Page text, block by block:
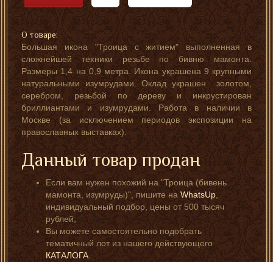
О товаре:
Большая икона "Троица с житием" выполненная в
сложнейшей техники резьбе по бивню мамонта.
Размеры 1,4 на 0,9 метра. Икона украшена 9 крупными
натуральными изумрудами. Оклад украшен золотом,
серебром, резьбой по дереву и инкрустирован
бриллиантами и изумрудами. Работа в наличии в
Москве (за исключением периодов экспозиции на
православных выставках).
Данный товар продан
Если вам нужен похожий на "Троица (бивень
мамонта, изумруды)", пишите наWhatsUp,
индивидуальный подбор, цены от 500 тысяч
рублей;
Вы можете самостоятельно подобрать
тематичный лот из нашего действующего
КАТАЛОГА.